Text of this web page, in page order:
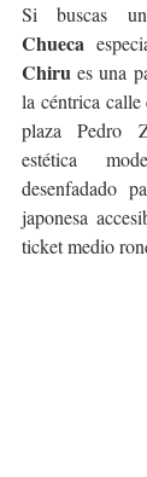
Chueca
Chiru es una
la céntrica
plaza Pedro
estética
desenfadado
japonesa
ticket medio